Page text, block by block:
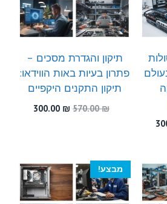
300.00 ₪.
תיקון והגדרת מסכים –
פתרון בעיות באות הווידאו:
תיקון התקנים היקפיים
570.00₪
המחיר
300.00 ₪
המחיר
מבצע!